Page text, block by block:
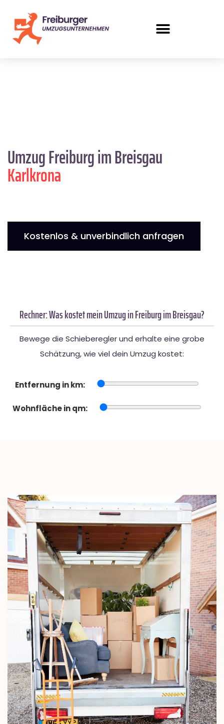
Umzug Freiburg im Breisgau
Karlkrona
Kostenlos & unverbindlich anfragen
Rechner: Was kostet mein Umzug in Freiburg im Breisgau?
Bewege die Schieberegler und erhalte eine grobe
Schätzung, wie viel dein Umzug kostet:
Entfernung in km:
Wohnfläche in qm: